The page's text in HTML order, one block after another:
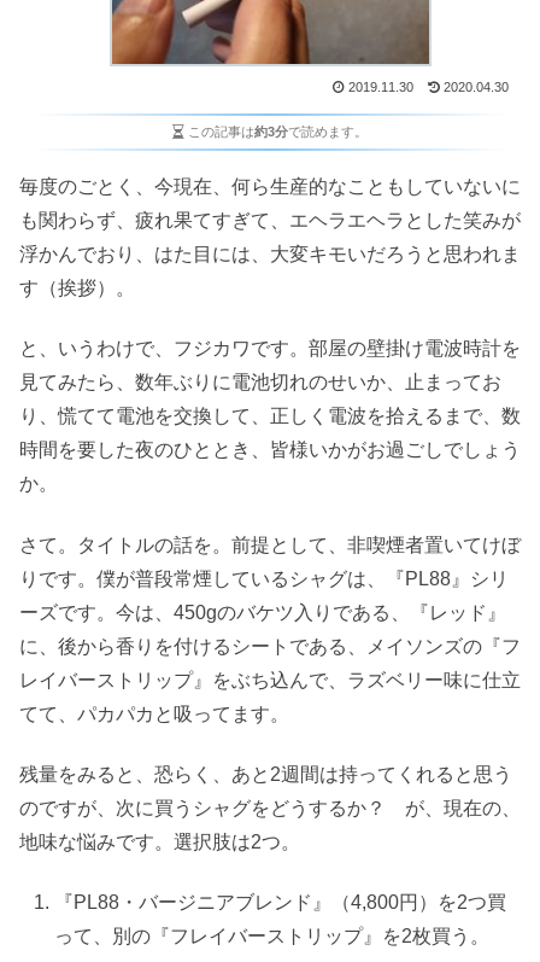
2019.11.30 2020.04.30
この記事は約3分で読めます。
毎度のごとく、今現在、何ら生産的なこともしていないに
も関わらず、疲れ果てすぎて、エヘラエヘラとした笑みが
浮かんでおり、はた目には、大変キモいだろうと思われま
す（挨拶）。
と、いうわけで、フジカワです。部屋の壁掛け電波時計を
見てみたら、数年ぶりに電池切れのせいか、止まってお
り、慌てて電池を交換して、正しく電波を拾えるまで、数
時間を要した夜のひととき、皆様いかがお過ごしでしょう
か。
さて。タイトルの話を。前提として、非喫煙者置いてけぼ
りです。僕が普段常煙しているシャグは、『PL88』シリ
ーズです。今は、450gのバケツ入りである、『レッド』
に、後から香りを付けるシートである、メイソンズの『フ
レイバーストリップ』をぶち込んで、ラズベリー味に仕立
てて、パカパカと吸ってます。
残量をみると、恐らく、あと2週間は持ってくれると思う
のですが、次に買うシャグをどうするか？ が、現在の、
地味な悩みです。選択肢は2つ。
『PL88・バージニアブレンド』（4,800円）を2つ買
って、別の『フレイバーストリップ』を2枚買う。